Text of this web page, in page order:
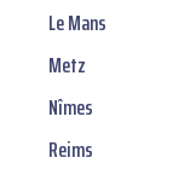
Le Mans
Metz
Nîmes
Reims